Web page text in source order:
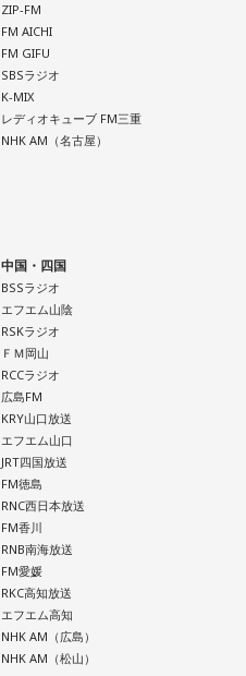
ZIP-FM
FM AICHI
FM GIFU
SBSラジオ
K-MIX
レディオキューブ FM三重
NHK AM（名古屋）
中国・四国
BSSラジオ
エフエム山陰
RSKラジオ
ＦＭ岡山
RCCラジオ
広島FM
KRY山口放送
エフエム山口
JRT四国放送
FM徳島
RNC西日本放送
FM香川
RNB南海放送
FM愛媛
RKC高知放送
エフエム高知
NHK AM（広島）
NHK AM（松山）